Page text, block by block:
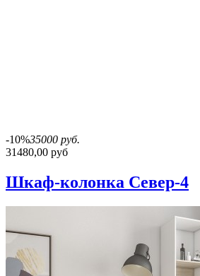
-10%35000 руб.
31480,00 руб
Шкаф-колонка Север-4